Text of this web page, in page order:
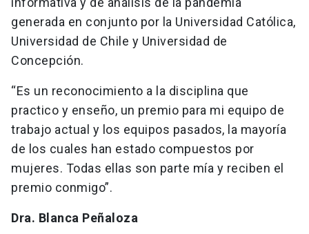
generada en conjunto por la Universidad Católica,
Universidad de Chile y Universidad de
Concepción.
“Es un reconocimiento a la disciplina que
practico y enseño, un premio para mi equipo de
trabajo actual y los equipos pasados, la mayoría
de los cuales han estado compuestos por
mujeres. Todas ellas son parte mía y reciben el
premio conmigo”.
Dra. Blanca Peñaloza